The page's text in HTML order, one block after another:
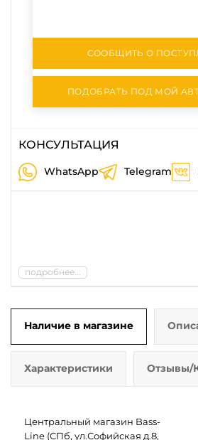
СООБЩИТЬ О
ПОДОБРАТЬ ПОД МОЙ
КОНСУЛЬТАЦИЯ
WhatsApp Telegram
подробнее...
Наличие в магазине
Характеристики Отзывы/
Центральный магазин Bass-
Line (СПб, ул.Софийская д.8,